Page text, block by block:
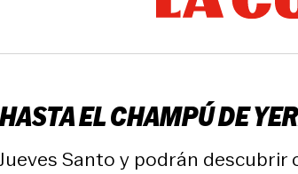
EL CHAMPÚ DE
Santo y podrán